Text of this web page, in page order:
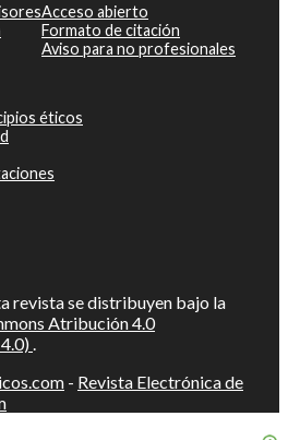
Acceso abierto
Formato de citación
Aviso para no profesionales
éticos
revista se distribuyen bajo la
Atribución 4.0
.
- Revista Electrónica de